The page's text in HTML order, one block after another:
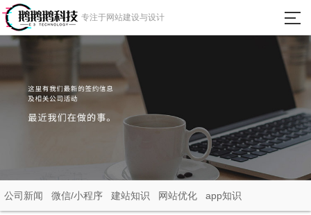
专注于网站建设与设计
瀵
微信小程序
APP定制开发
公司新闻 微信/小程序 建站知识 网站优化 app知识